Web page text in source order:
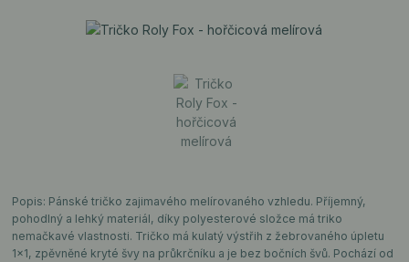
Popis: Pánské tričko zajimavého melírovaného vzhledu. Příjemný,
pohodlný a lehký materiál, díky polyesterové složce má triko
nemačkavé vlastnosti. Tričko má kulatý výstřih z žebrovaného úpletu
1x1, zpěvněné kryté švy na průkrčníku a je bez bočních švů. Pochází od